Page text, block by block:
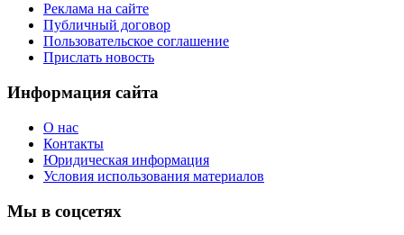
Реклама на сайте
Публичный договор
Пользовательское соглашение
Прислать новость
Информация сайта
О нас
Контакты
Юридическая информация
Условия использования материалов
Мы в соцсетях